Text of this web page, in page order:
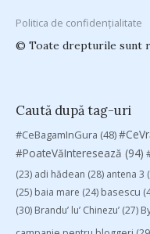
Politica de confidențialitate
© Toate drepturile sunt
Caută după tag-uri
#CeBagamInGura (48)
#PoateVăInteresează (94)
(23) adi hădean (28) antena 3
(25) baia mare (24) basescu
(30) Brandu’ lu’ Chinezu’ (27)